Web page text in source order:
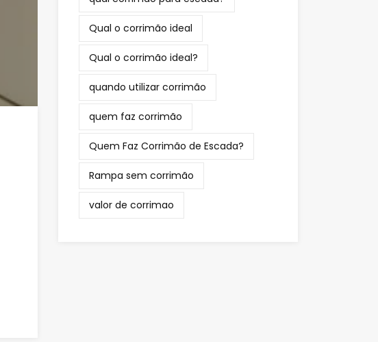
Qual o corrimão ideal
Qual o corrimão ideal?
quando utilizar corrimão
quem faz corrimão
Quem Faz Corrimão de Escada?
Rampa sem corrimão
valor de corrimao